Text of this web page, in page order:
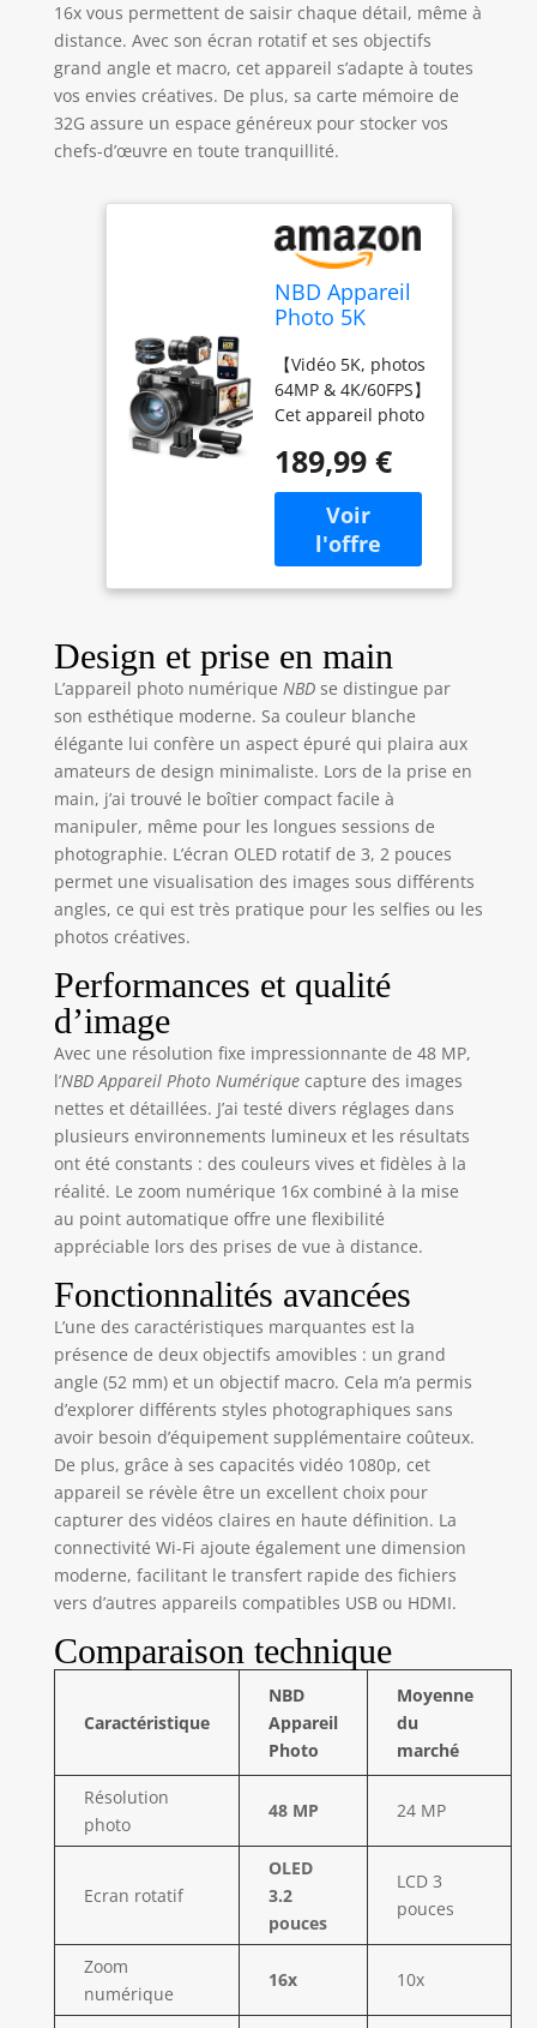
16x vous permettent de saisir chaque détail, même à
distance. Avec son écran rotatif et ses objectifs
grand angle et macro, cet appareil s’adapte à toutes
vos envies créatives. De plus, sa carte mémoire de
32G assure un espace généreux pour stocker vos
chefs-d’œuvre en toute tranquillité.
NBD Appareil
Photo 5K
Autofocus,
Zoom
Numérique
【Vidéo 5K, photos
64MP & 4K/60FPS】
Cet appareil photo
en charge la vidéo
5K à 30FPS, les
photos jusqu’à
64MP et la 4K
jusqu’à 60FPS.
L’autofocus et
débutants à
capturer plus
facilement les
voyages, les
moments en
famille, les vlogs et
les scènes du
quotidien. 【Écran
180° avec WiFi et
aperçu via
application】
pouces se rabat à
180°, ce qui facilite
vlogs, les vidéos
YouTube et les
clips de voyage. La
connexion WiFi et
l’application
permettent la prise
de vue, les
réglages, l’aperçu
en temps réel et la
grand angle &
macro inclus】
L’objectif grand
angle 52mm est
utile pour les
paysages, les
photos de groupe,
les intérieurs et les
scènes de voyage.
L’objectif macro
permet de
photographier des
détails comme les
petits objets et les
textures. Le zoom
numérique 16X
rapproche les
sujets éloignés.
【Micro externe
pour vlog et
contenu】Le micro
externe inclus et la
prise audio 3,5 mm
rendent l’appareil
plus pratique pour
les vlogs, les
189,99 €
Design et prise en main
L’appareil photo numérique NBDse distingue par
son esthétique moderne. Sa couleur blanche
élégante lui confère un aspect épuré qui plaira aux
amateurs de design minimaliste. Lors de la prise en
main, j’ai trouvé le boîtier compact facile à
manipuler, même pour les longues sessions de
photographie. L’écran OLED rotatif de 3, 2 pouces
permet une visualisation des images sous différents
angles, ce qui est très pratique pour les selfies ou les
photos créatives.
Performances et qualité
d’image
Avec une résolution fixe impressionnante de 48 MP,
l’NBD Appareil Photo Numériquecapture des images
nettes et détaillées. J’ai testé divers réglages dans
plusieurs environnements lumineux et les résultats
ont été constants : des couleurs vives et fidèles à la
réalité. Le zoom numérique 16x combiné à la mise
au point automatique offre une flexibilité
appréciable lors des prises de vue à distance.
Fonctionnalités avancées
L’une des caractéristiques marquantes est la
présence de deux objectifs amovibles : un grand
angle (52 mm) et un objectif macro. Cela m’a permis
d’explorer différents styles photographiques sans
avoir besoin d’équipement supplémentaire coûteux.
De plus, grâce à ses capacités vidéo 1080p, cet
appareil se révèle être un excellent choix pour
capturer des vidéos claires en haute définition. La
connectivité Wi-Fi ajoute également une dimension
moderne, facilitant le transfert rapide des fichiers
vers d’autres appareils compatibles USB ou HDMI.
Comparaison technique
Caractéristique
NBD
Appareil
Photo
Moyenne
du
marché
Résolution
photo
48 MP 24 MP
Ecran rotatif
OLED
3.2
pouces
LCD 3
pouces
Zoom
numérique
16x 10x